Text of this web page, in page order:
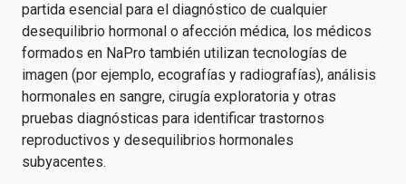
partida esencial para el diagnóstico de cualquier
desequilibrio hormonal o afección médica, los médicos
formados en NaPro también utilizan tecnologías de
imagen (por ejemplo, ecografías y radiografías), análisis
hormonales en sangre, cirugía exploratoria y otras
pruebas diagnósticas para identificar trastornos
reproductivos y desequilibrios hormonales
subyacentes.